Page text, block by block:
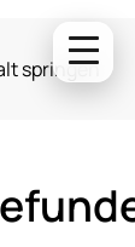
springen